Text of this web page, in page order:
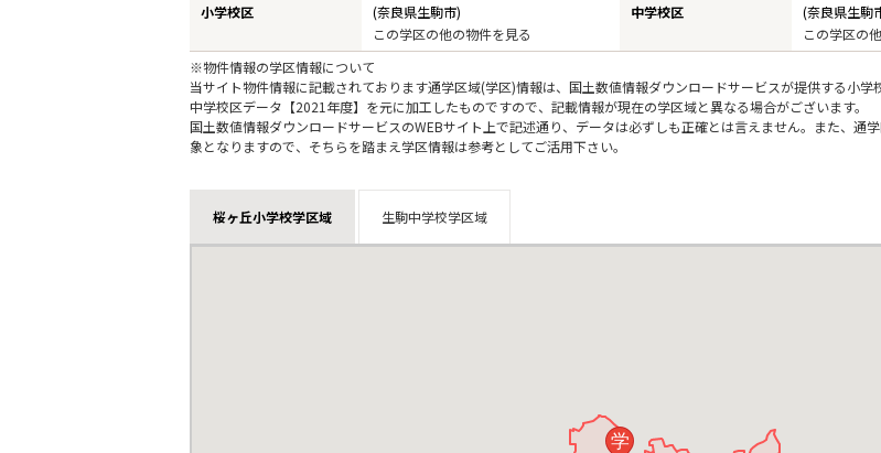
小学校区
(奈良県生駒市)
この学区の他の物件を見る
中学校区
(奈良県生駒
この学区の
※物件情報の学区情報について
当サイト物件情報に記載されております通学区域(学区)情報は、国土数値情報ダウンロードサービスが提供する小
中学校区データ【2021年度】を元に加工したものですので、記載情報が現在の学区域と異なる場合がございます。
国土数値情報ダウンロードサービスのWEBサイト上で記述通り、データは必ずしも正確とは言えません。また、通
象となりますので、そちらを踏まえ学区情報は参考としてご活用下さい。
桜ヶ丘小学校学区域 生駒中学校学区域
学